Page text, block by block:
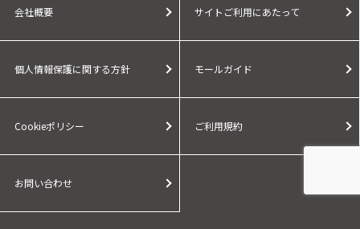
会社概要 サイトご利用にあたって
個人情報保護に関する方針 モールガイド
Cookieポリシー ご利用規約
お問い合わせ